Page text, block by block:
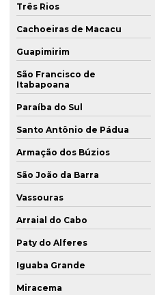
Três Rios
Cachoeiras de Macacu
Guapimirim
São Francisco de
Itabapoana
Paraíba do Sul
Santo Antônio de Pádua
Armação dos Búzios
São João da Barra
Vassouras
Arraial do Cabo
Paty do Alferes
Iguaba Grande
Miracema